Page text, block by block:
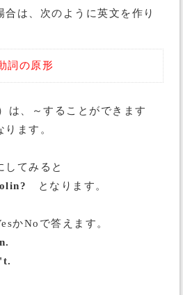
合は、次のように英文を作り
詞の原形
は、～することができます
ます。
してみると
となります。
かNoで答えます。